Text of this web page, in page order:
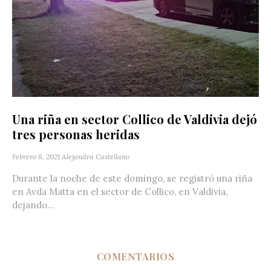
Una riña en sector Collico de Valdivia dejó
tres personas heridas
Febrero 8, 2021 Alejandra Castellano
Durante la noche de este domingo, se registró una riña
en Avda Matta en el sector de Collico, en Valdivia,
dejando...
COMENTARIOS